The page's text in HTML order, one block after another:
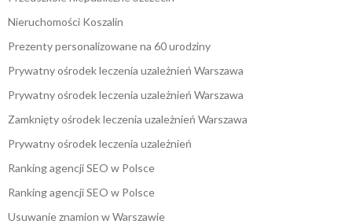
Nieruchomości Koszalin
Prezenty personalizowane na 60 urodziny
Prywatny ośrodek leczenia uzależnień Warszawa
Prywatny ośrodek leczenia uzależnień Warszawa
Zamknięty ośrodek leczenia uzależnień Warszawa
Prywatny ośrodek leczenia uzależnień
Ranking agencji SEO w Polsce
Ranking agencji SEO w Polsce
Usuwanie znamion w Warszawie